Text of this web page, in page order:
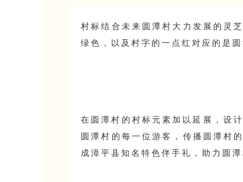
村标结合未来圆潭村大力发展的灵
绿色，以及村字的一点红对应的是
在圆潭村的村标元素加以延展，设
圆潭村的每一位游客，传播圆潭村
成漳平县知名特色伴手礼，助力圆